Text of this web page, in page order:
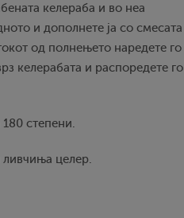
келераба и во неа
и дополнете ја со смесата
од полнењето наредете го
келерабата и распоредете го
180 степени.
ливчиња целер.